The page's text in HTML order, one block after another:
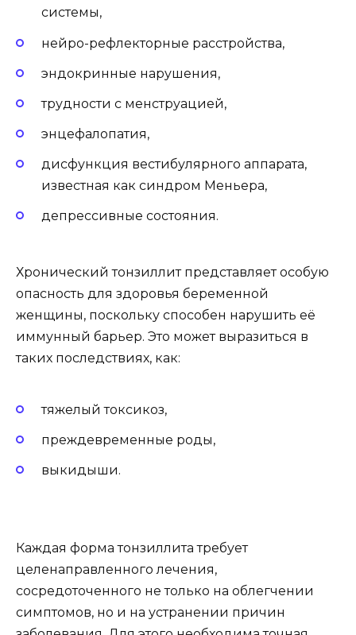
системы,
нейро-рефлекторные расстройства,
эндокринные нарушения,
трудности с менструацией,
энцефалопатия,
дисфункция вестибулярного аппарата,
известная как синдром Меньера,
депрессивные состояния.
Хронический тонзиллит представляет особую
опасность для здоровья беременной
женщины, поскольку способен нарушить её
иммунный барьер. Это может выразиться в
таких последствиях, как:
тяжелый токсикоз,
преждевременные роды,
выкидыши.
Каждая форма тонзиллита требует
целенаправленного лечения,
сосредоточенного не только на облегчении
симптомов, но и на устранении причин